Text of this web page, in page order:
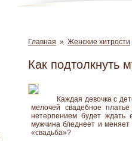
Главная » Женские хитрости
Как подтолкнуть
Каждая девочка с
мелочей свадебное
нетерпением будет
мужчина бледнеет и
«свадьба»?